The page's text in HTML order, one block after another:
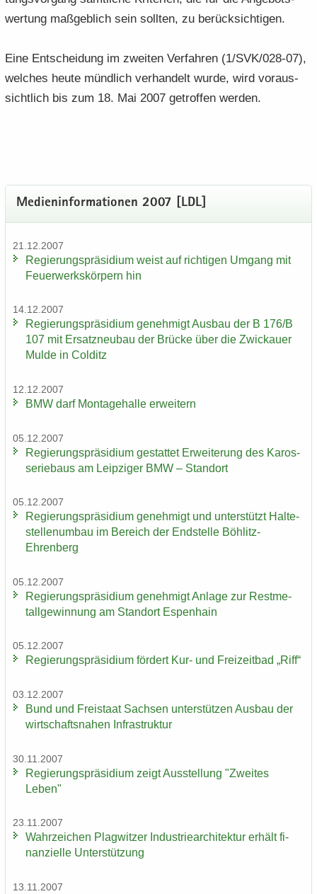
wer­tung maß­geb­lich sein soll­ten, zu be­rück­sich­ti­gen.
Eine Ent­schei­dung im zwei­ten Ver­fah­ren (1/SVK/028-07),
wel­ches heute münd­lich ver­han­delt wurde, wird vor­aus­
sicht­lich bis zum 18. Mai 2007 ge­trof­fen wer­den.
Me­di­en­in­for­ma­tio­nen 2007 [LDL]
21.12.2007
Re­gie­rungs­prä­si­di­um weist auf rich­ti­gen Um­gang mit
Feu­er­werks­kör­pern hin
14.12.2007
Re­gie­rungs­prä­si­di­um ge­neh­migt Aus­bau der B 176/B
107 mit Er­satz­neu­bau der Brü­cke über die Zwi­ckau­er
Mulde in Col­ditz
12.12.2007
BMW darf Mon­ta­ge­hal­le er­wei­tern
05.12.2007
Re­gie­rungs­prä­si­di­um ge­stat­tet Er­wei­te­rung des Ka­ros­
se­rie­baus am Leip­zi­ger BMW – Stand­ort
05.12.2007
Re­gie­rungs­prä­si­di­um ge­neh­migt und un­ter­stützt Hal­te­
stel­len­um­bau im Be­reich der End­stel­le Böhlitz-​
Ehrenberg
05.12.2007
Re­gie­rungs­prä­si­di­um ge­neh­migt An­la­ge zur Rest­me­
tall­ge­win­nung am Stand­ort Es­pen­hain
05.12.2007
Re­gie­rungs­prä­si­di­um för­dert Kur- und Frei­zeit­bad „Riff“
03.12.2007
Bund und Frei­staat Sach­sen un­ter­stüt­zen Aus­bau der
wirt­schafts­na­hen In­fra­struk­tur
30.11.2007
Re­gie­rungs­prä­si­di­um zeigt Aus­stel­lung "Zwei­tes
Leben"
23.11.2007
Wahr­zei­chen Plag­wit­zer In­dus­trie­ar­chi­tek­tur er­hält fi­
nan­zi­el­le Un­ter­stüt­zung
13.11.2007